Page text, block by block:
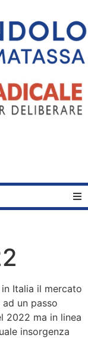
Bandolo
in Italia il mercato
un passo
2022 ma in linea
insorgenza